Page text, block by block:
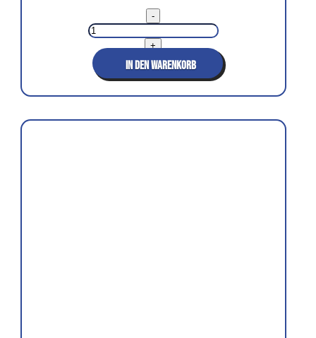
Frizzante
Rosé
2024
-
+
IN DEN WARENKORB